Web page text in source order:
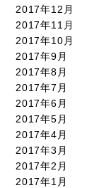
2017年12月
2017年11月
2017年10月
2017年9月
2017年8月
2017年7月
2017年6月
2017年5月
2017年4月
2017年3月
2017年2月
2017年1月